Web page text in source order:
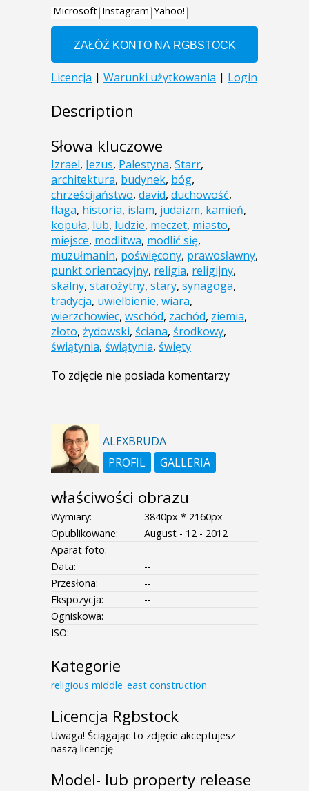
Description
Słowa kluczowe
Izrael, Jezus, Palestyna, Starr,
architektura, budynek, bóg,
chrześcijaństwo, david, duchowość,
flaga, historia, islam, judaizm, kamień,
kopuła, lub, ludzie, meczet, miasto,
miejsce, modlitwa, modlić się,
muzułmanin, poświęcony, prawosławny,
punkt orientacyjny, religia, religijny,
skalny, starożytny, stary, synagoga,
tradycja, uwielbienie, wiara,
wierzchowiec, wschód, zachód, ziemia,
złoto, żydowski, ściana, środkowy,
świątynia, świątynia, święty
To zdjęcie nie posiada komentarzy
ALEXBRUDA
PROFIL
GALLERIA
właściwości obrazu
Wymiary:
3840px * 2160px
Opublikowane:
August - 12 - 2012
Aparat foto:
Data:
--
Przesłona:
--
Ekspozycja:
--
Ogniskowa:
ISO:
--
Kategorie
religious middle_east construction
Licencja Rgbstock
Uwaga! Ściągając to zdjęcie akceptujesz
naszą licencję
Model- lub property release